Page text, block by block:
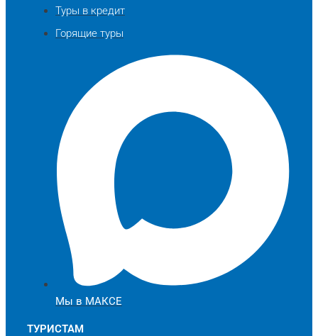
Туры в кредит
Горящие туры
Мы в МАКСЕ
ТУРИСТАМ